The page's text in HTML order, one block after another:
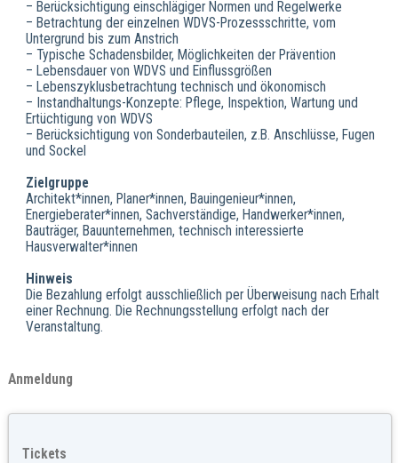
– Berücksichtigung einschlägiger Normen und Regelwerke
– Betrachtung der einzelnen WDVS-Prozessschritte, vom
Untergrund bis zum Anstrich
– Typische Schadensbilder, Möglichkeiten der Prävention
– Lebensdauer von WDVS und Einflussgrößen
– Lebenszyklusbetrachtung technisch und ökonomisch
– Instandhaltungs-Konzepte: Pflege, Inspektion, Wartung und
Ertüchtigung von WDVS
– Berücksichtigung von Sonderbauteilen, z.B. Anschlüsse, Fugen
und Sockel
Zielgruppe
Architekt*innen, Planer*innen, Bauingenieur*innen,
Energieberater*innen, Sachverständige, Handwerker*innen,
Bauträger, Bauunternehmen, technisch interessierte
Hausverwalter*innen
Hinweis
Die Bezahlung erfolgt ausschließlich per Überweisung nach Erhalt
einer Rechnung. Die Rechnungsstellung erfolgt nach der
Veranstaltung.
Anmeldung
Tickets